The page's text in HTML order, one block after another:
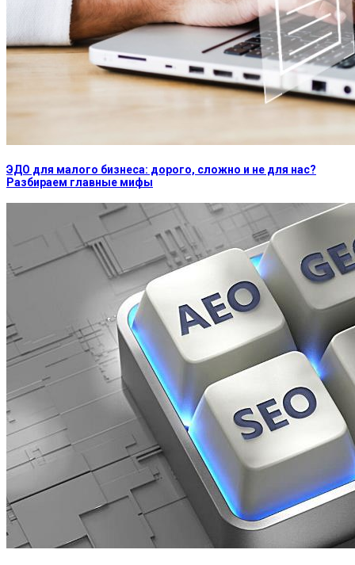
ЭДО для малого бизнеса: дорого, сложно и не для нас?
Разбираем главные мифы